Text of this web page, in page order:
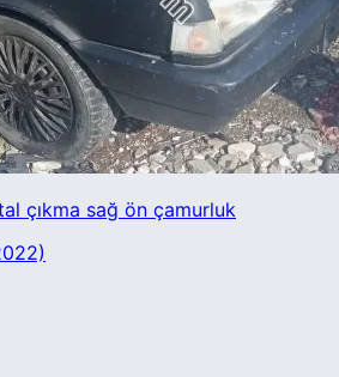
çıkma sağ ön çamurluk